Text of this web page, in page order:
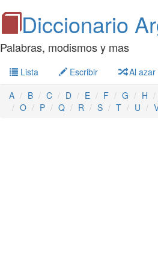
Diccionario
Palabras, modismos y mas
Lista Escribir
Al azar
A
B C D E F G H
O
P Q R S T U